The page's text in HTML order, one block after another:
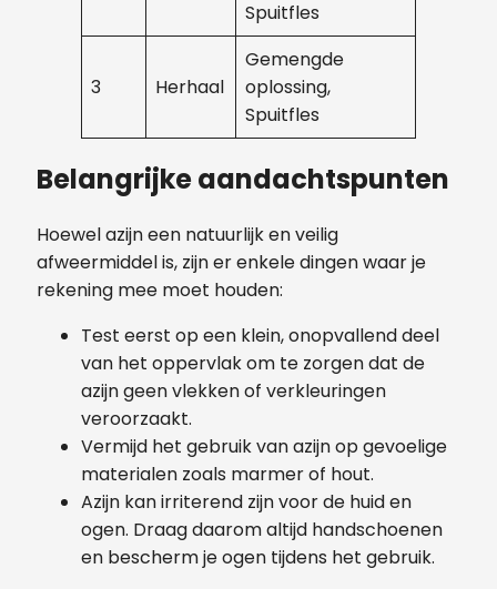
Spuitfles
3 Herhaal
Gemengde
oplossing,
Spuitfles
Belangrijke aandachtspunten
Hoewel azijn een natuurlijk en veilig
afweermiddel is, zijn er enkele dingen waar je
rekening mee moet houden:
Test eerst op een klein, onopvallend deel
van het oppervlak om te zorgen dat de
azijn geen vlekken of verkleuringen
veroorzaakt.
Vermijd het gebruik van azijn op gevoelige
materialen zoals marmer of hout.
Azijn kan irriterend zijn voor de huid en
ogen. Draag daarom altijd handschoenen
en bescherm je ogen tijdens het gebruik.